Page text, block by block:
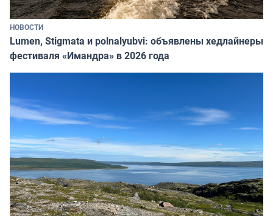
НОВОСТИ
Lumen, Stigmata и polnalyubvi: объявлены хедлайнеры
фестиваля «Имандра» в 2026 года